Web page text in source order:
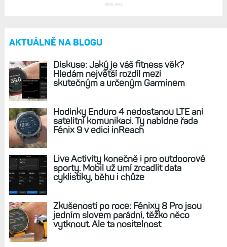
REKLAMA
AKTUÁLNĚ NA BLOGU
Diskuse: Jaký je váš fitness věk?
Hledám největší rozdíl mezi
skutečným a určeným Garminem
Hodinky Enduro 4 nedostanou LTE ani
satelitní komunikaci. Ty nabídne řada
Fénix 9 v edici inReach
Live Activity konečně i pro outdoorové
sporty. Mobil už umí zrcadlit data
cyklistiky, běhu i chůze
Zkušenosti po roce: Fénixy 8 Pro jsou
jedním slovem parádní, těžko něco
vytknout. Ale ta nositelnost